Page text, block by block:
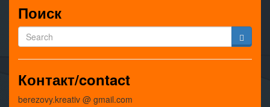
Поиск
Контакт/contact
berezovy.kreativ @ gmail.com